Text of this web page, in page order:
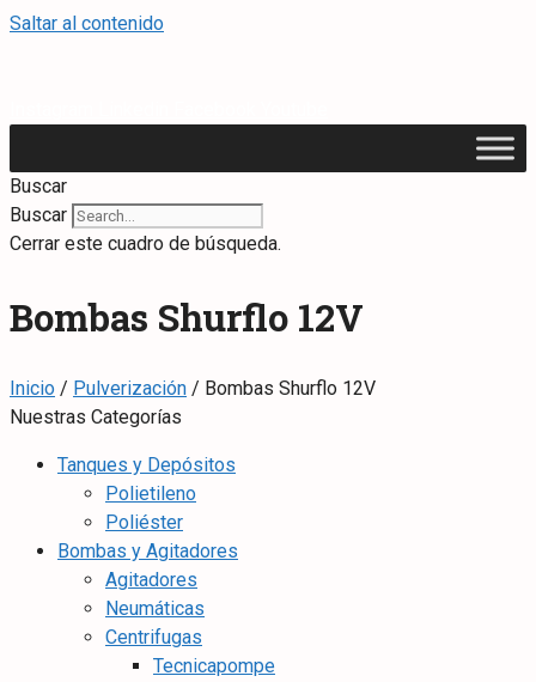
Saltar al contenido
Buscar
Buscar
Cerrar este cuadro de búsqueda.
Bombas Shurflo 12V
Inicio / Pulverización / Bombas Shurflo 12V
Nuestras Categorías
Tanques y Depósitos
Polietileno
Poliéster
Bombas y Agitadores
Agitadores
Neumáticas
Centrifugas
Tecnicapompe